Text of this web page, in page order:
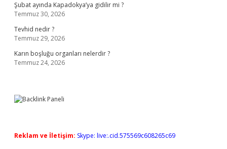
Şubat ayında Kapadokya’ya gidilir mi ?
Temmuz 30, 2026
Tevhid nedir ?
Temmuz 29, 2026
Karın boşluğu organları nelerdir ?
Temmuz 24, 2026
Reklam ve İletişim: Skype: live:.cid.575569c608265c69